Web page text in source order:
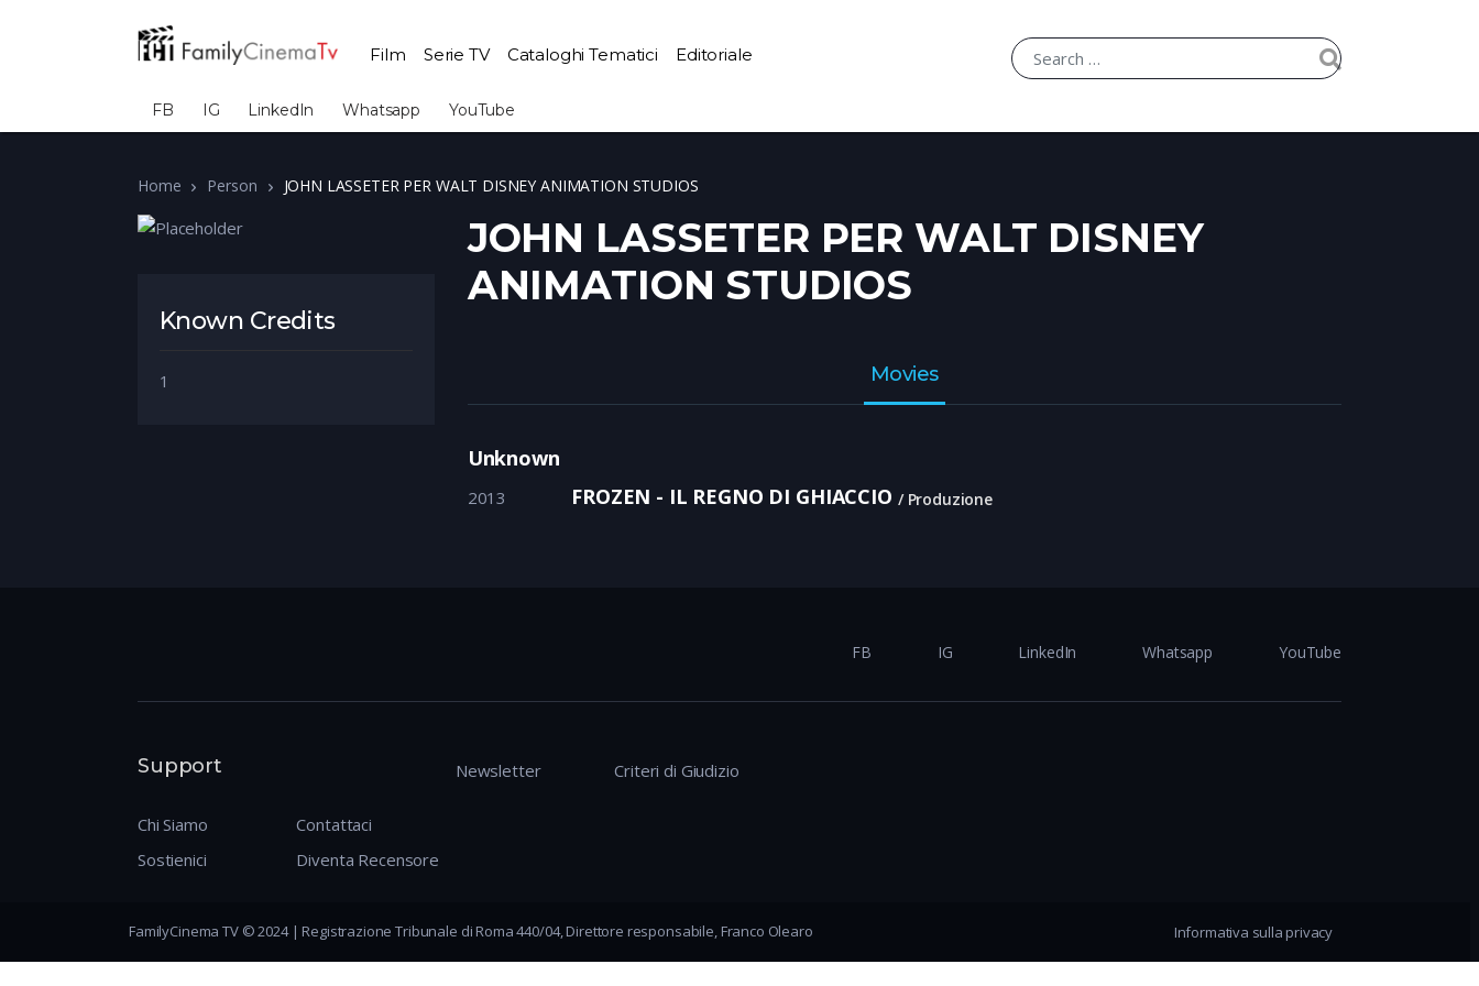
Film Serie TV Cataloghi Tematici Editoriale
FB IG LinkedIn Whatsapp YouTube
Home Person JOHN LASSETER PER WALT DISNEY ANIMATION STUDIOS
Known Credits
1
JOHN LASSETER PER WALT DISNEY
ANIMATION STUDIOS
Movies
Unknown
2013 FROZEN - IL REGNO DI GHIACCIO Produzione
FB IG LinkedIn Whatsapp YouTube
Support
Chi Siamo
Sostienici
Contattaci
Diventa Recensore
Newsletter Criteri di Giudizio
FamilyCinema TV © 2024 | Registrazione Tribunale di Roma 440/04, Direttore responsabile, Franco Olearo Informativa sulla privacy